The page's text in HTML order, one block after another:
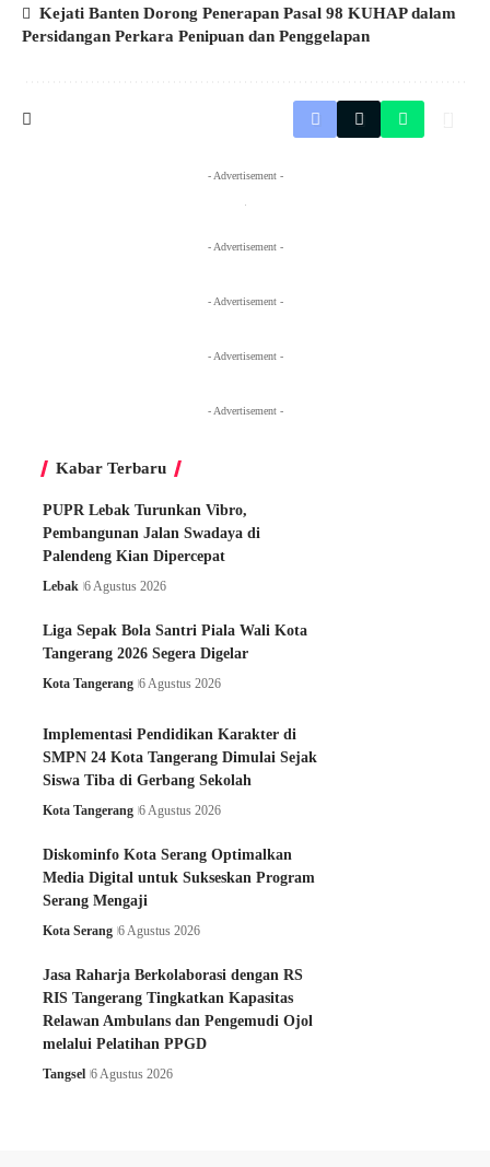
Kejati Banten Dorong Penerapan Pasal 98 KUHAP dalam
Persidangan Perkara Penipuan dan Penggelapan
- Advertisement -
- Advertisement -
- Advertisement -
- Advertisement -
- Advertisement -
Kabar Terbaru
PUPR Lebak Turunkan Vibro,
Pembangunan Jalan Swadaya di
Palendeng Kian Dipercepat
Lebak 6 Agustus 2026
Liga Sepak Bola Santri Piala Wali Kota
Tangerang 2026 Segera Digelar
Kota Tangerang 6 Agustus 2026
Implementasi Pendidikan Karakter di
SMPN 24 Kota Tangerang Dimulai Sejak
Siswa Tiba di Gerbang Sekolah
Kota Tangerang 6 Agustus 2026
Diskominfo Kota Serang Optimalkan
Media Digital untuk Sukseskan Program
Serang Mengaji
Kota Serang 6 Agustus 2026
Jasa Raharja Berkolaborasi dengan RS
RIS Tangerang Tingkatkan Kapasitas
Relawan Ambulans dan Pengemudi Ojol
melalui Pelatihan PPGD
Tangsel 6 Agustus 2026